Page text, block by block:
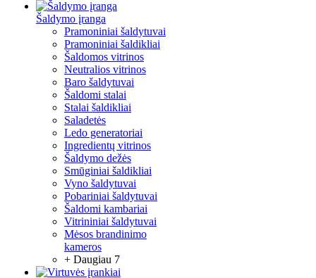
Šaldymo įranga
Pramoniniai šaldytuvai
Pramoniniai šaldikliai
Šaldomos vitrinos
Neutralios vitrinos
Baro šaldytuvai
Šaldomi stalai
Stalai šaldikliai
Saladetės
Ledo generatoriai
Ingredientų vitrinos
Šaldymo dežės
Smūginiai šaldikliai
Vyno šaldytuvai
Pobariniai šaldytuvai
Šaldomi kambariai
Vitrininiai šaldytuvai
Mėsos brandinimo
kameros
+ Daugiau 7